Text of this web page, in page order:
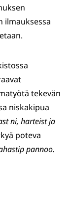
ilmauksessa
tekevän
niskakipua
ni, harteist ja
poteva
pannoo.